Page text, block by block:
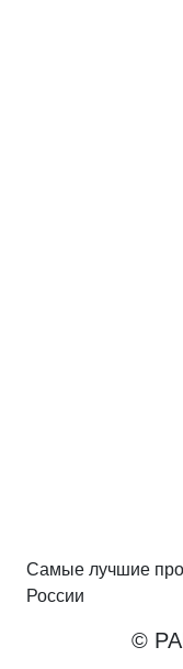
Самые лучшие
России
©